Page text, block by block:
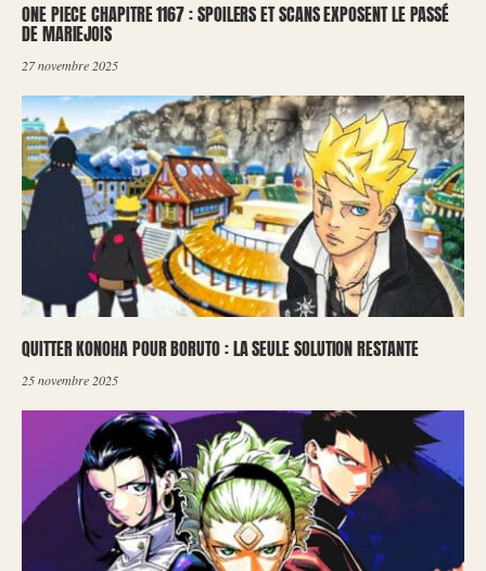
ONE PIECE CHAPITRE 1167 : SPOILERS ET SCANS EXPOSENT LE PASSÉ
DE MARIEJOIS
27 novembre 2025
QUITTER KONOHA POUR BORUTO : LA SEULE SOLUTION RESTANTE
25 novembre 2025